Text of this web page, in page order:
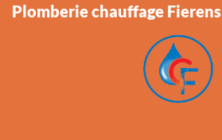
Plomberie chauffage Fierens